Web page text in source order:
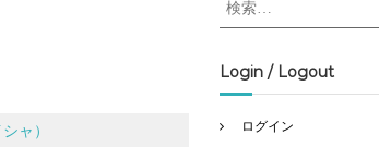
ャ）
索
象
:
Login / Logout
ログイン